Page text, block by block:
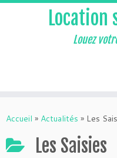
Location
Louez
Accueil » Actualités » Les
Les Saisies